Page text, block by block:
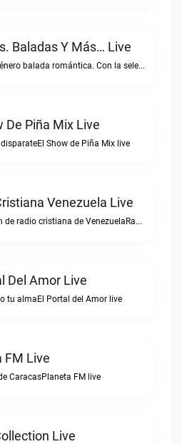
Baladas Y Más… Live
Radio de género balada romántica. Con la selección musical que nos gusta...Caracas. Baladas y más… live
De Piña Mix Live
disparateEl Show de Piña Mix live
Venezuela Live
La estacion de radio cristiana de VenezuelaRadio Cristiana Venezuela live
Del Amor Live
tu almaEl Portal del Amor live
FM Live
CaracasPlaneta FM live
Live